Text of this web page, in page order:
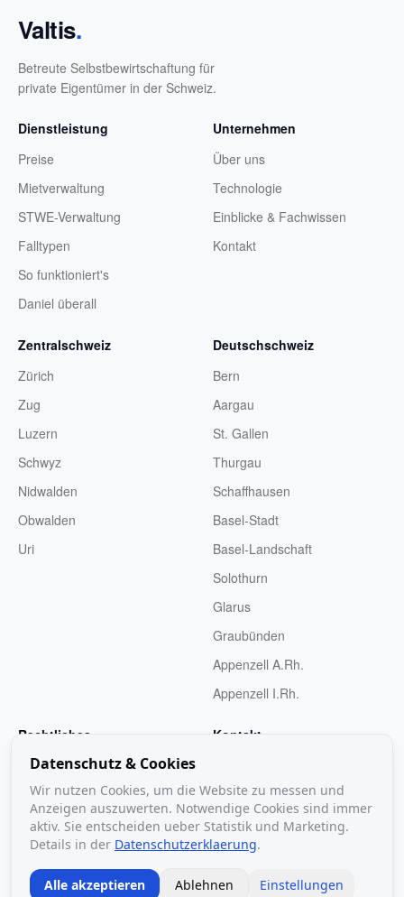
Datenschutz & Cookies
Wir nutzen Cookies, um die Website zu messen und
Anzeigen auszuwerten. Notwendige Cookies sind immer
aktiv. Sie entscheiden ueber Statistik und Marketing.
Details in der Datenschutzerklaerung.
Alle akzeptieren Ablehnen Einstellungen
Valtis.
Betreute Selbstbewirtschaftung für
private Eigentümer in der Schweiz.
Dienstleistung
Preise
Mietverwaltung
STWE-Verwaltung
Falltypen
So funktioniert's
Daniel überall
Unternehmen
Über uns
Technologie
Einblicke & Fachwissen
Kontakt
Zentralschweiz
Zürich
Zug
Luzern
Schwyz
Nidwalden
Obwalden
Uri
Deutschschweiz
Bern
Aargau
St. Gallen
Thurgau
Schaffhausen
Basel-Stadt
Basel-Landschaft
Solothurn
Glarus
Graubünden
Appenzell A.Rh.
Appenzell I.Rh.
Rechtliches
Impressum
Datenschutz
AGB
Kontakt
©2026Valtis. Alle Rechte vorbehalten.